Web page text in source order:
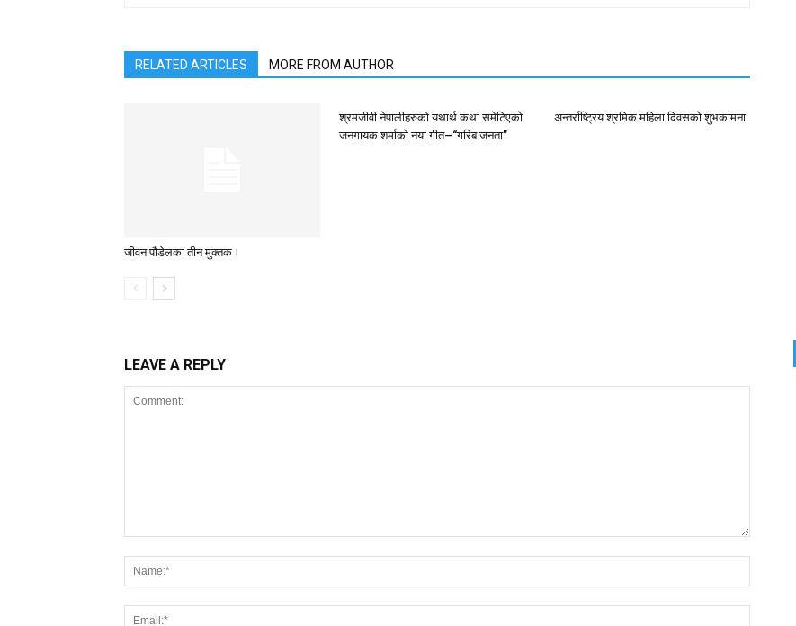
RELATED ARTICLES MORE FROM AUTHOR
जीवन पौडेलका तीन मुक्तक।
श्रमजीवी नेपालीहरुको यथार्थ कथा समेटिएको
जनगायक शर्माको नयां गीत–“गरिब जनता”
अन्तर्राष्ट्रिय श्रमिक महिला दिवसको शुभकामना
LEAVE A REPLY